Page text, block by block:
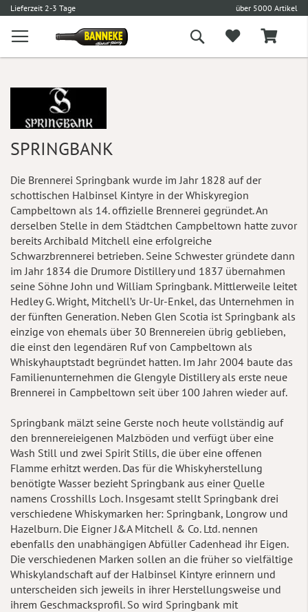
5,90 € Versand Versandkostenfrei ab 100 €
Suche
SPRINGBANK
Die Brennerei Springbank wurde im Jahr 1828 auf der
schottischen Halbinsel Kintyre in der Whiskyregion
Campbeltown als 14. offizielle Brennerei gegründet. An
derselben Stelle in dem Städtchen Campbeltown hatte zuvor
bereits Archibald Mitchell eine erfolgreiche
Schwarzbrennerei betrieben. Seine Schwester gründete dann
im Jahr 1834 die Drumore Distillery und 1837 übernahmen
seine Söhne John und William Springbank. Mittlerweile leitet
Hedley G. Wright, Mitchell’s Ur-Ur-Enkel, das Unternehmen in
der fünften Generation. Neben Glen Scotia ist Springbank als
einzige von ehemals über 30 Brennereien übrig geblieben,
die einst den legendären Ruf von Campbeltown als
Whiskyhauptstadt begründet hatten. Im Jahr 2004 baute das
Familienunternehmen die Glengyle Distillery als erste neue
Brennerei in Campbeltown seit über 100 Jahren wieder auf.
Springbank mälzt seine Gerste noch heute vollständig auf
den brennereieigenen Malzböden und verfügt über eine
Wash Still und zwei Spirit Stills, die über eine offenen
Flamme erhitzt werden. Das für die Whiskyherstellung
benötigte Wasser bezieht Springbank aus einer Quelle
namens Crosshills Loch. Insgesamt stellt Springbank drei
verschiedene Whiskymarken her: Springbank, Longrow und
Hazelburn. Die Eigner J&A Mitchell & Co. Ltd. nennen
ebenfalls den unabhängigen Abfüller Cadenhead ihr Eigen.
Die verschiedenen Marken sollen an die früher so vielfältige
Whiskylandschaft auf der Halbinsel Kintyre erinnern und
unterscheiden sich jeweils in ihrer Herstellungsweise und
ihrem Geschmacksprofil. So wird Springbank mit